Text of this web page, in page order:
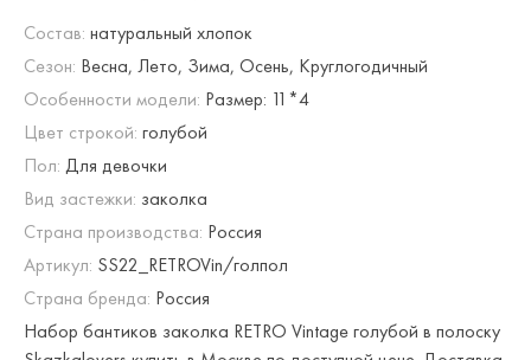
Состав: натуральный хлопок
Сезон: Весна, Лето, Зима, Осень, Круглогодичный
Особенности модели: Размер: 11*4
Цвет строкой: голубой
Пол: Для девочки
Вид застежки: заколка
Страна производства: Россия
Артикул: SS22_RETROVin/голпол
Страна бренда: Россия
Набор бантиков заколка RETRO Vintage голубой в полоску